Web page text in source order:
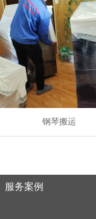
钢琴搬运
服务案例